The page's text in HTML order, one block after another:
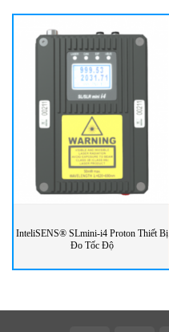
InteliSENS® SLmini-i4 Proton Thiết Bị
Đo Tốc Độ